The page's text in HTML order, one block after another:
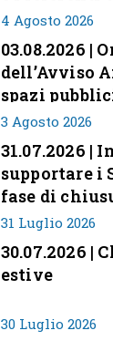
4 Agosto 2026
03.08.2026 |
dell’Avviso
spazi
35
3 Agosto 2026
31.07.2026 |
supportare i
fase di
31 Luglio 2026
30.07.2026 |
estive
30 Luglio 2026